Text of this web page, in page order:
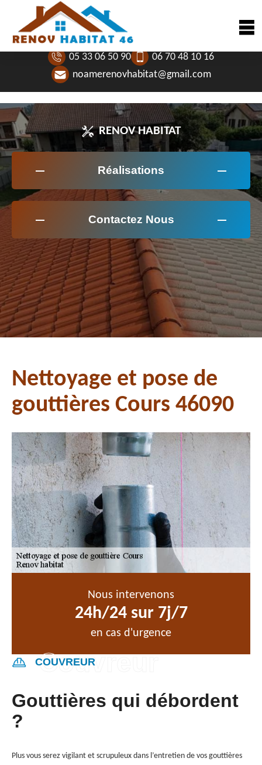
05 33 06 50 90
06 70 48 10 16
noamerenovhabitat@gmail.com
RENOV HABITAT
Réalisations
Contactez Nous
Nettoyage et pose de
gouttières Cours 46090
Nous intervenons
24h/24 sur 7j/7
en cas d'urgence
COUVREUR
Gouttières qui débordent
?
Plus vous serez vigilant et scrupuleux dans l’entretien de vos gouttières